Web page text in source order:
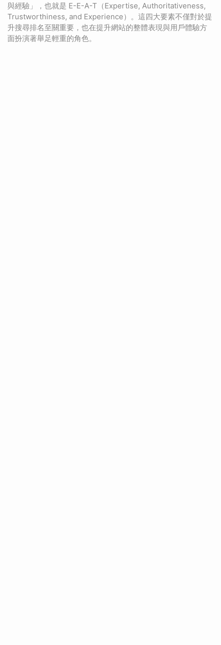
與經驗」，也就是 E-E-A-T（Expertise, Authoritativeness,
Trustworthiness, and Experience）。這四大要素不僅對於提
升搜尋排名至關重要，也在提升網站的整體表現與用戶體驗方
面扮演著舉足輕重的角色。